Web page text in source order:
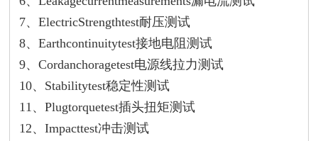
7、ElectricStrengthtest耐压测试
8、Earthcontinuitytest接地电阻测试
9、Cordanchoragetest电源线拉力测试
10、Stabilitytest稳定性测试
11、Plugtorquetest插头扭矩测试
12、Impacttest冲击测试